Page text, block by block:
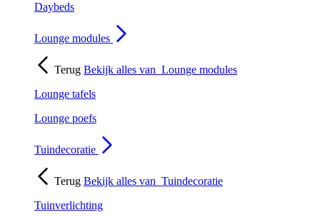
Daybeds
Lounge modules
Terug Bekijk alles van Lounge modules
Lounge tafels
Lounge poefs
Tuindecoratie
Terug Bekijk alles van Tuindecoratie
Tuinverlichting